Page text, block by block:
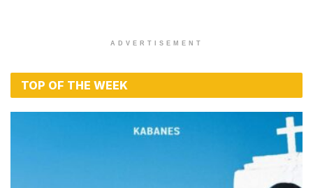
ADVERTISEMENT
TOP OF THE WEEK